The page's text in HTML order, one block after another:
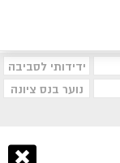
ידידותי לסביבה
נוער בנס ציונה